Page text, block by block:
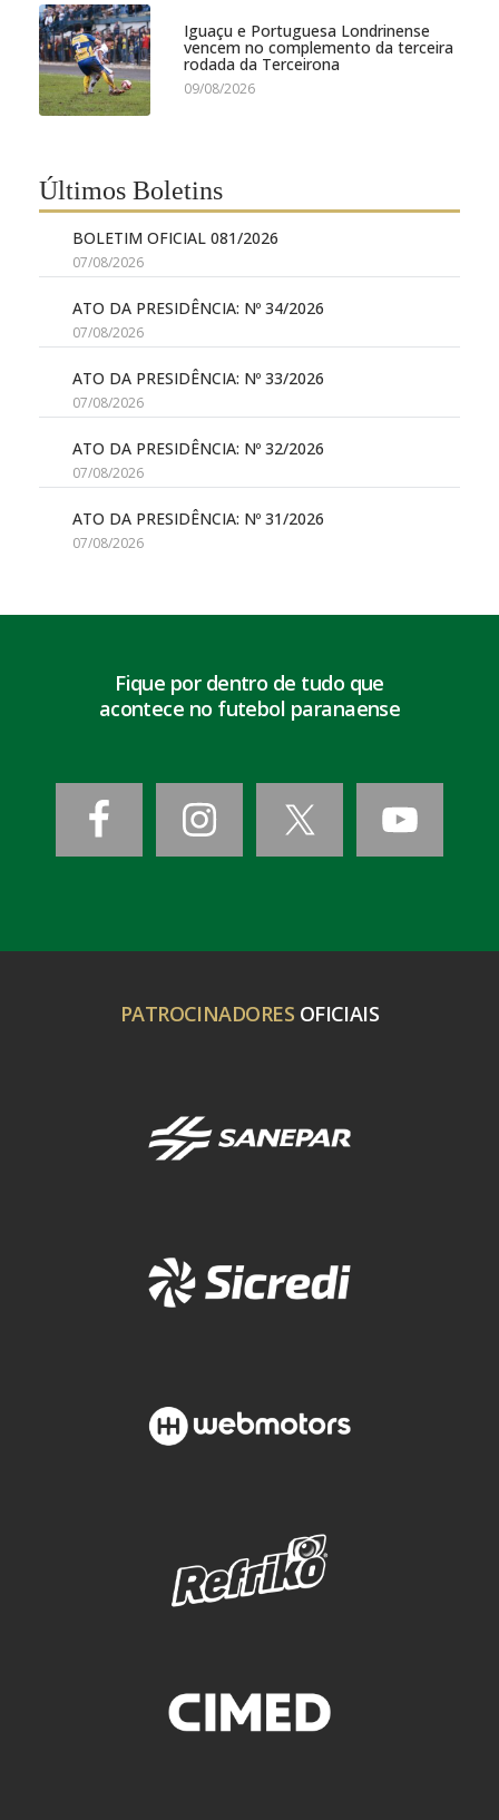
Iguaçu e Portuguesa Londrinense
vencem no complemento da terceira
rodada da Terceirona
09/08/2026
Últimos Boletins
BOLETIM OFICIAL 081/2026
07/08/2026
ATO DA PRESIDÊNCIA: Nº 34/2026
07/08/2026
ATO DA PRESIDÊNCIA: Nº 33/2026
07/08/2026
ATO DA PRESIDÊNCIA: Nº 32/2026
07/08/2026
ATO DA PRESIDÊNCIA: Nº 31/2026
07/08/2026
Fique por dentro de tudo que
acontece no futebol paranaense
PATROCINADORES OFICIAIS